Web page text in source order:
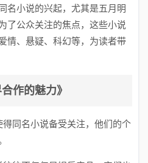
名小说的兴起，尤其是五月明
了公众关注的焦点，这些小说
情、悬疑、科幻等，为读者带
作的魅力》
同名小说备受关注，他们的个